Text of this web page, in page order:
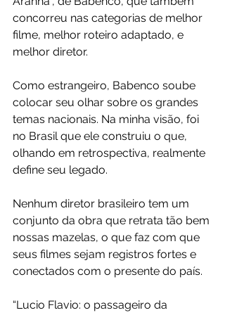
concorreu nas categorias de melhor
filme, melhor roteiro adaptado, e
melhor diretor.
Como estrangeiro, Babenco soube
colocar seu olhar sobre os grandes
temas nacionais. Na minha visão, foi
no Brasil que ele construiu o que,
olhando em retrospectiva, realmente
define seu legado.
Nenhum diretor brasileiro tem um
conjunto da obra que retrata tão bem
nossas mazelas, o que faz com que
seus filmes sejam registros fortes e
conectados com o presente do país.
“Lucio Flavio: o passageiro da